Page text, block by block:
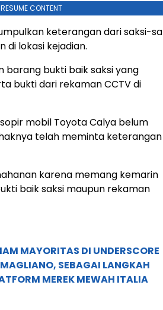
CONTENT
keterangan dari saksi-
di lokasi kejadian.
barang bukti baik saksi yang
bukti dari rekaman CCTV di
mobil Toyota Calya belum
telah meminta keterangan
karena memang kemarin
baik saksi maupun rekaman
MAYORITAS DI UNDERSCORE
SEBAGAI LANGKAH
MEREK MEWAH ITALIA